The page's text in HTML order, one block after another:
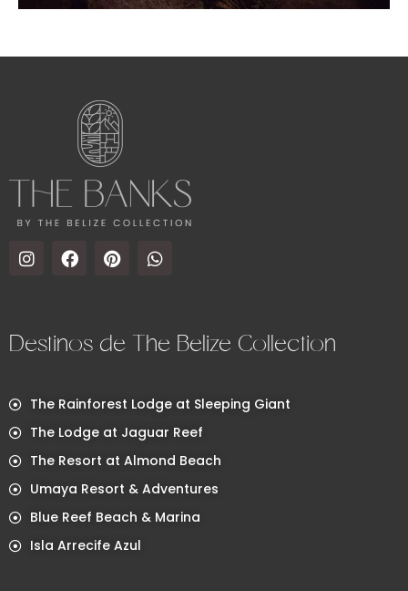
Destinos de The Belize Collection
The Rainforest Lodge at Sleeping Giant
The Lodge at Jaguar Reef
The Resort at Almond Beach
Umaya Resort & Adventures
Blue Reef Beach & Marina
Isla Arrecife Azul